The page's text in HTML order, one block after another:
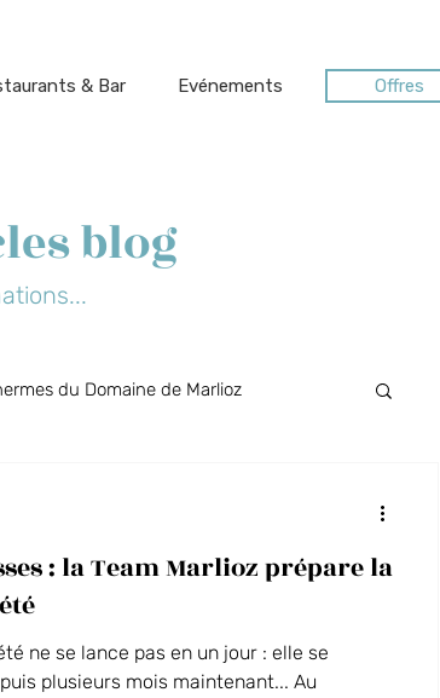
& Bar Evénements Offres
blog
du Domaine de Marlioz
du Séquoia MICE
: la Team Marlioz prépare la
ne se lance pas en un jour : elle se
plusieurs mois maintenant... Au